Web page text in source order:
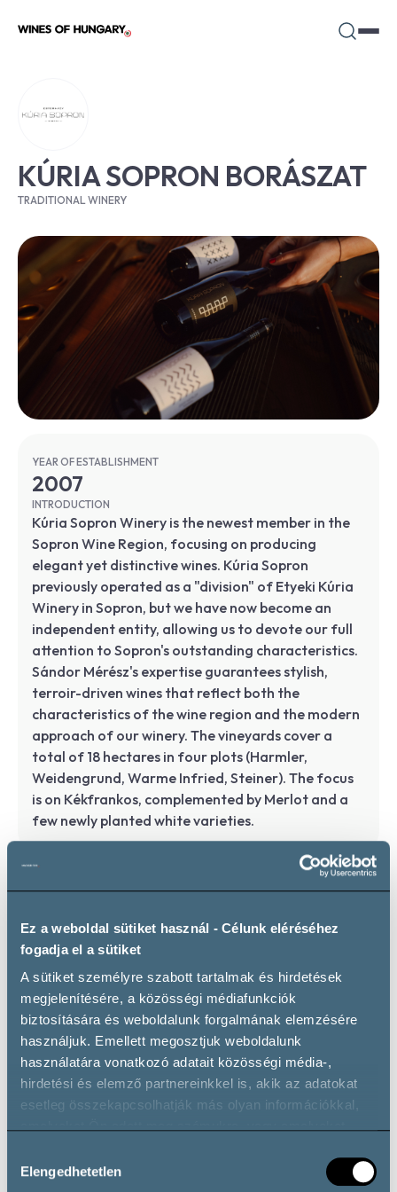
Ez a weboldal sütiket használ - Célunk eléréséhez
fogadja el a sütiket
A sütiket személyre szabott tartalmak és hirdetések
megjelenítésére, a közösségi médiafunkciók
biztosítására és weboldalunk forgalmának elemzésére
használjuk. Emellett megosztjuk weboldalunk
használatára vonatkozó adatait közösségi média-,
hirdetési és elemző partnereinkkel is, akik az adatokat
esetleg összekapcsolhatják más olyan információkkal,
során.
kiválasztása
Elengedhetetlen
KÚRIA SOPRON BORÁSZAT
TRADITIONAL WINERY
YEAR OF ESTABLISHMENT
2007
INTRODUCTION
Kúria Sopron Winery is the newest member in the
Sopron Wine Region, focusing on producing
elegant yet distinctive wines. Kúria Sopron
previously operated as a "division" of Etyeki Kúria
Winery in Sopron, but we have now become an
independent entity, allowing us to devote our full
attention to Sopron's outstanding characteristics.
Sándor Mérész's expertise guarantees stylish,
terroir-driven wines that reflect both the
characteristics of the wine region and the modern
approach of our winery. The vineyards cover a
total of 18 hectares in four plots (Harmler,
Weidengrund, Warme Infried, Steiner). The focus
is on Kékfrankos, complemented by Merlot and a
few newly planted white varieties.
Wine types
Vörösbor
Kékfrankos Merlot
Red wine